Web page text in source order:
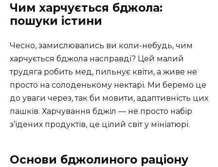
Чим харчується бджола:
пошуки істини
Чесно, замислювались ви коли-небудь, чим
харчується бджола насправді? Цей малий
трудяга робить мед, пильнує квіти, а живе не
просто на солоденькому нектарі. Ми беремо це
до уваги через, так би мовити, адаптивність цих
пашків. Харчування бджіл — не просто набір
з’їдених продуктів, це цілий світ у мініатюрі.
Основи бджолиного раціону